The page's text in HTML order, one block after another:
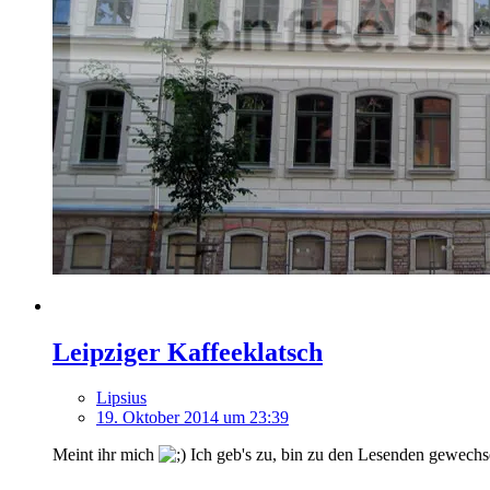
Leipziger Kaffeeklatsch
Lipsius
19. Oktober 2014 um 23:39
Meint ihr mich
Ich geb's zu, bin zu den Lesenden